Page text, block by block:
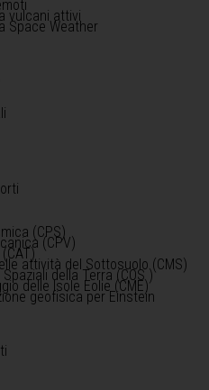
vulcani attivi
Space Weather
(CPS)
(CPV)
attività del Sottosuolo (CMS)
della Terra (COS )
delle Isole Eolie (CME)
geofisica per Einstein